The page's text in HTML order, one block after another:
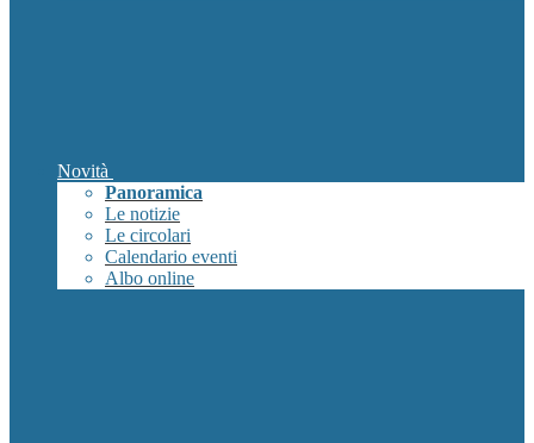
Novità
Panoramica
Le notizie
Le circolari
Calendario eventi
Albo online